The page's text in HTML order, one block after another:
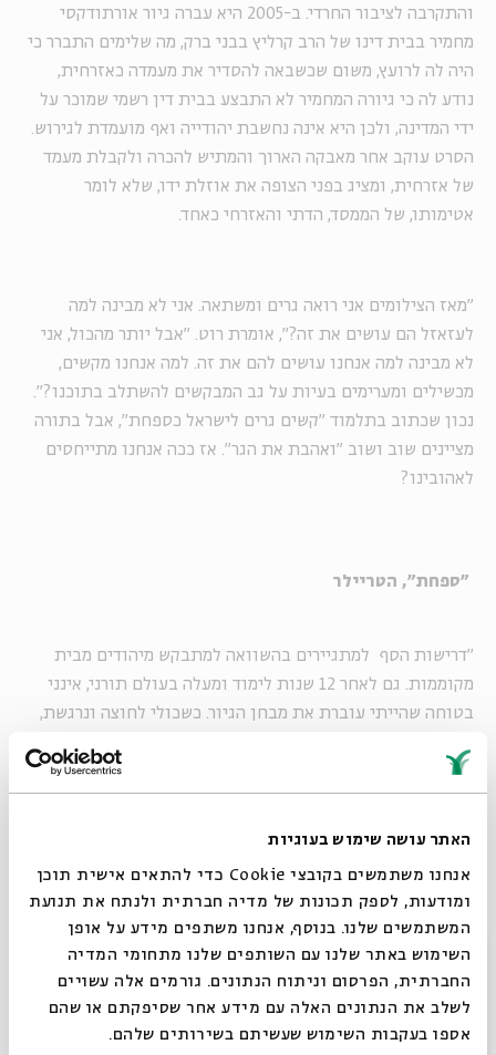
האתר עושה שימוש בעוגיות
אנחנו משתמשים בקובצי Cookie כדי להתאים אישית תוכן
ומודעות, לספק תכונות של מדיה חברתית ולנתח את תנועת
המשתמשים שלנו. בנוסף, אנחנו משתפים מידע על אופן
השימוש באתר שלנו עם השותפים שלנו מתחומי המדיה
החברתית, הפרסום וניתוח הנתונים. גורמים אלה עשויים
לשלב את הנתונים האלה עם מידע אחר שסיפקתם או שהם
אספו בעקבות השימוש שעשיתם בשירותים שלהם.
והתקרבה לציבור החרדי. ב-2005 היא עברה גיור אורתודקסי
מחמיר בבית דינו של הרב קרליץ בבני ברק, מה שלימים התברר כי
היה לה לרועץ, משום שכשבאה להסדיר את מעמדה כאזרחית,
נודע לה כי גיורה המחמיר לא התבצע בבית דין רשמי שמוכר על
ידי המדינה, ולכן היא אינה נחשבת יהודייה ואף מועמדת לגירוש.
הסרט עוקב אחר מאבקה הארוך והמתיש להכרה ולקבלת מעמד
של אזרחית, ומציג בפני הצופה את אוזלת ידו, שלא לומר
אטימותו, של הממסד, הדתי והאזרחי כאחד.
"מאז הצילומים אני רואה גרים ומשתאה. אני לא מבינה למה
לעזאזל הם עושים את זה?", אומרת רוט. "אבל יותר מהכול, אני
לא מבינה למה אנחנו עושים להם את זה. למה אנחנו מקשים,
מכשילים ומערימים בעיות על גב המבקשים להשתלב בתוכנו?".
נכון שכתוב בתלמוד "קשים גרים לישראל כספחת", אבל בתורה
מציינים שוב ושוב "ואהבת את הגר". אז ככה אנחנו מתייחסים
לאהובינו?
"ספחת", הטריילר
"דרישות הסף למתגיירים בהשוואה למתבקש מיהודים מבית
מקוממות. גם לאחר 12 שנות לימוד ומעלה בעולם תורני, אינני
בטוחה שהייתי עוברת את מבחן הגיור. כשכולי לחוצה ונרגשת,
כן, זו שאלה ששאלו הרבנים באחד ממבחני הגיור שבהם נכחתי".
העלילה הקולנועית שאחריה עוקב הסרט מעלה שאלות טעונות
מבחינה חברתית, דתית ופוליטית: מי מגדיר כיום מיהו יהודי?
ומיהו ישראלי? כיצד נבחנת מידת מחויבותו של מי שבא לגור
כאן? מדוע המדינה תובעת מהגרים לעבור מבחן דתי שמרבית
סגור